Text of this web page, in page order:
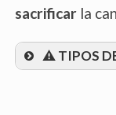
sacrificar la
⚠️ TIPOS